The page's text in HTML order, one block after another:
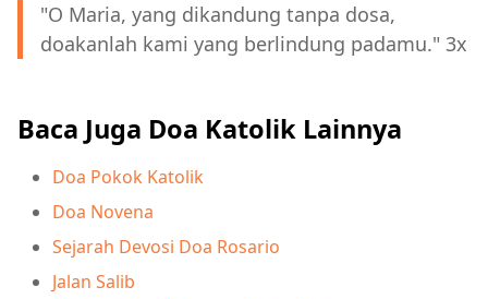
"O Maria, yang dikandung tanpa dosa,
doakanlah kami yang berlindung padamu." 3x
Baca Juga Doa Katolik Lainnya
Doa Pokok Katolik
Doa Novena
Sejarah Devosi Doa Rosario
Jalan Salib